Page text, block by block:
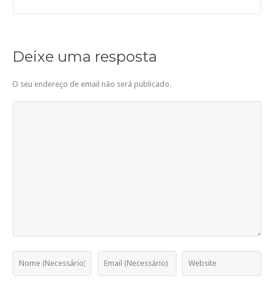
Deixe uma resposta
O seu endereço de email não será publicado.